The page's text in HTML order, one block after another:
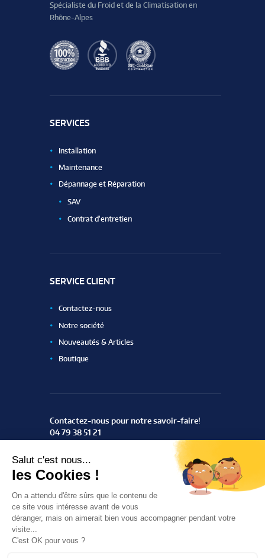
Spécialiste du Froid et de la Climatisation en
Rhône-Alpes
SERVICES
Installation
Maintenance
Dépannage et Réparation
SAV
Contrat d’entretien
SERVICE CLIENT
Contactez-nous
Notre société
Nouveautés & Articles
Boutique
Contactez-nous pour notre savoir-faire!
04 79 38 51 21
ZAC du Rotey
73460 Notre Dame des Millières
Trouvez-nous